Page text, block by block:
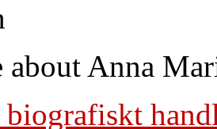
about Anna
biografiskt